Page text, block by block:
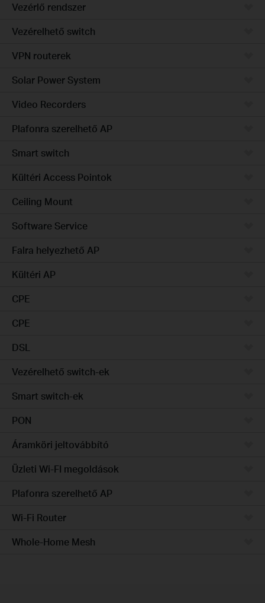
Vezérlő rendszer
Vezérelhető switch
VPN routerek
Solar Power System
Video Recorders
Plafonra szerelhető AP
Smart switch
Kültéri Access Pointok
Ceiling Mount
Software Service
Falra helyezhető AP
Kültéri AP
CPE
CPE
DSL
Vezérelhető switch-ek
Smart switch-ek
PON
Áramköri jeltovábbító
Üzleti Wi-FI megoldások
Plafonra szerelhető AP
Wi-Fi Router
Whole-Home Mesh